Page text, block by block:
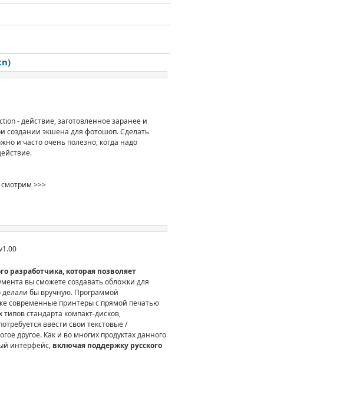
- действие, заготовленное заранее и
создании экшена для фотошоп. Сделать
и часто очень полезно, когда надо
>>>
разработчика, которая позволяет
вы сможете создавать обложки для
делали бы вручную. Программой
современные принтеры с прямой печатью
стандарта компакт-дисков,
ввести свои текстовые /
другое. Как и во многих продуктах данного
интерфейс, включая поддержку русского